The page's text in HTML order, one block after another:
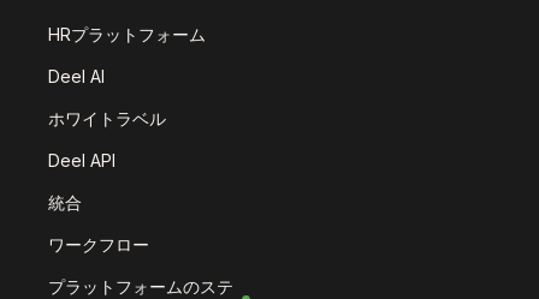
HRプラットフォーム
Deel AI
ホワイトラベル
Deel API
統合
ワークフロー
プラットフォームのステ